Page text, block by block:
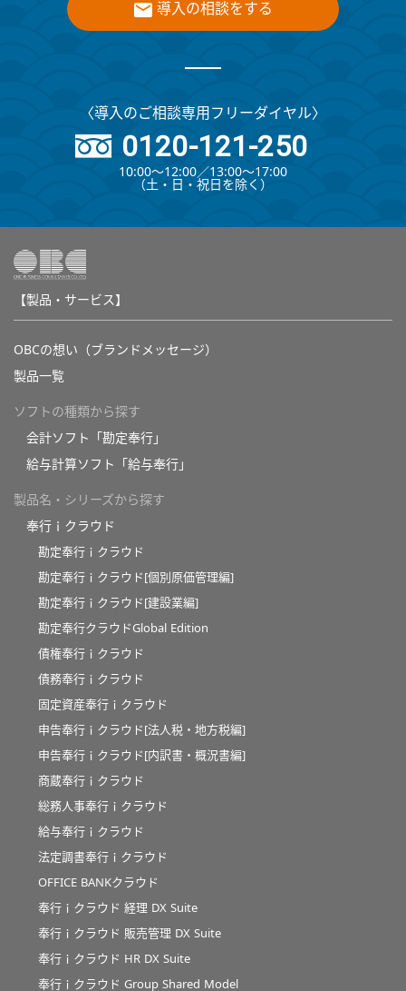
導入の相談をする
〈導入のご相談専用フリーダイヤル〉
0120-121-250
10:00～12:00∕13:00～17:00
（⼟・⽇・祝⽇を除く）
【製品・サービス】
OBCの想い（ブランドメッセージ）
製品一覧
ソフトの種類から探す
会計ソフト「勘定奉行」
給与計算ソフト「給与奉行」
製品名・シリーズから探す
奉行ｉクラウド
勘定奉行ｉクラウド
勘定奉行ｉクラウド[個別原価管理編]
勘定奉行ｉクラウド[建設業編]
勘定奉行クラウドGlobal Edition
債権奉行ｉクラウド
債務奉行ｉクラウド
固定資産奉行ｉクラウド
申告奉行ｉクラウド[法人税・地方税編]
申告奉行ｉクラウド[内訳書・概況書編]
商蔵奉行ｉクラウド
総務人事奉行ｉクラウド
給与奉行ｉクラウド
法定調書奉行ｉクラウド
OFFICE BANKクラウド
奉行ｉクラウド 経理 DX Suite
奉行ｉクラウド 販売管理 DX Suite
奉行ｉクラウド HR DX Suite
奉行ｉクラウド Group Shared Model